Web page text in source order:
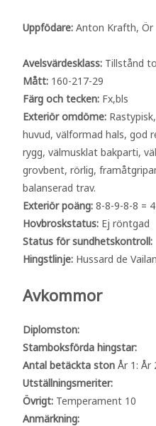
Uppfödare: Anton Krafth, Ör
Avelsvärdesklass: Tillstånd
Mått: 160-217-29
Färg och tecken: Fx,bls
Exteriör omdöme:
huvud, välformad hals,
rygg, välmusklat bakparti,
grovbent, rörlig,
balanserad trav.
Exteriör poäng: 8-8-9-8-8 =
Hovbroskstatus: Ej röntgad
Status för sundhetskontroll:
Hingstlinje: Hussard de
Avkommor
Diplomston:
Stamboksförda hingstar:
Antal betäckta ston År 1: År
Utställningsmeriter:
Övrigt: Temperament 10
Anmärkning: